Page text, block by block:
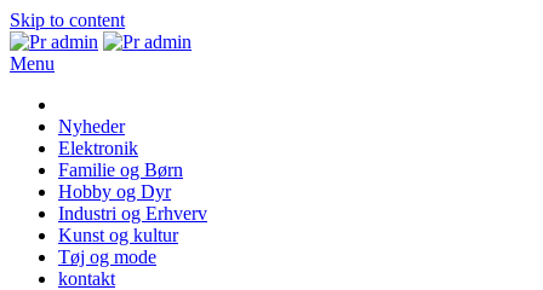
Skip to content
Menu
Nyheder
Elektronik
Familie og Børn
Hobby og Dyr
Industri og Erhverv
Kunst og kultur
Tøj og mode
kontakt